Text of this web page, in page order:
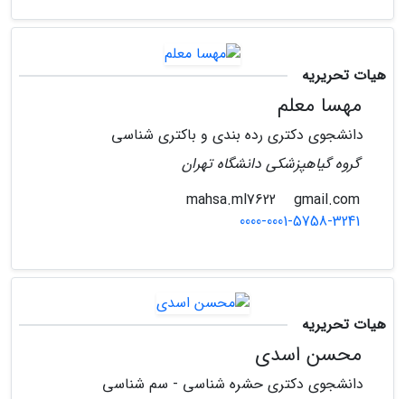
هیات تحریریه
مهسا معلم
دانشجوی دکتری رده بندی و باکتری شناسی
گروه گیاهپزشکی دانشگاه تهران
gmail.com
0000-0001-5758-3241
هیات تحریریه
محسن اسدی
دانشجوی دکتری حشره شناسی - سم شناسی